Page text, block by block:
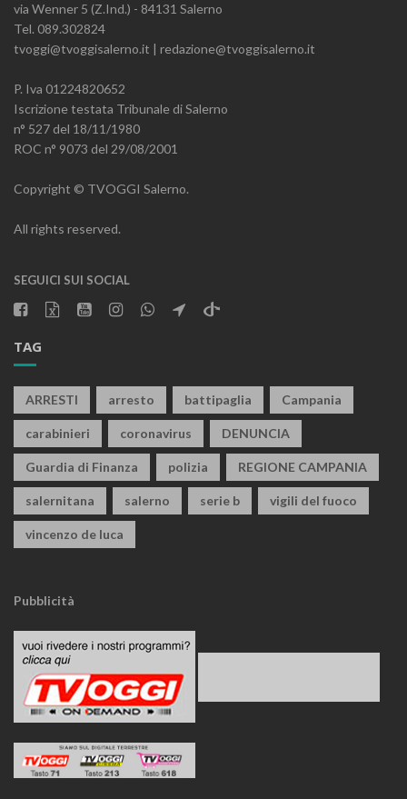
via Wenner 5 (Z.Ind.) - 84131 Salerno
Tel. 089.302824
tvoggi@tvoggisalerno.it | redazione@tvoggisalerno.it
P. Iva 01224820652
Iscrizione testata Tribunale di Salerno
n° 527 del 18/11/1980
ROC n° 9073 del 29/08/2001
Copyright © TVOGGI Salerno.
All rights reserved.
SEGUICI SUI SOCIAL
TAG
ARRESTI arresto battipaglia Campania
carabinieri coronavirus DENUNCIA
Guardia di Finanza polizia REGIONE CAMPANIA
salernitana salerno serie b vigili del fuoco
vincenzo de luca
Pubblicità